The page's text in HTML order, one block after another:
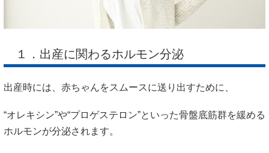
１．出産に関わるホルモン分泌
出産時には、赤ちゃんをスムースに送り出すために、
“オレキシン”や“プロゲステロン”といった骨盤底筋群を緩める
ホルモンが分泌されます。